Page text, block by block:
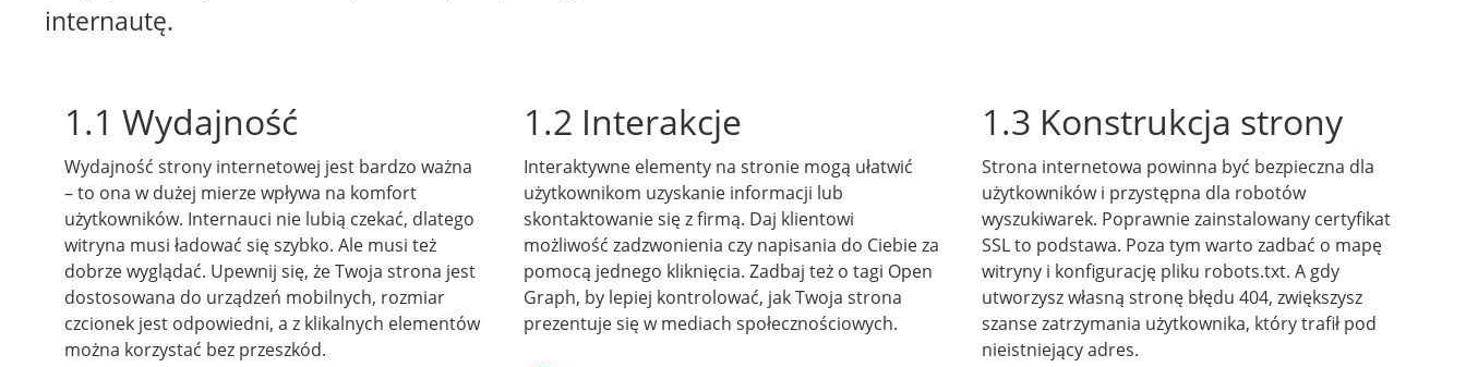
internautę.
1.1 Wydajność
Wydajność strony internetowej jest bardzo ważna
– to ona w dużej mierze wpływa na komfort
użytkowników. Internauci nie lubią czekać, dlatego
witryna musi ładować się szybko. Ale musi też
dobrze wyglądać. Upewnij się, że Twoja strona jest
dostosowana do urządzeń mobilnych, rozmiar
czcionek jest odpowiedni, a z klikalnych elementów
można korzystać bez przeszkód.
1.2 Interakcje
Interaktywne elementy na stronie mogą ułatwić
użytkownikom uzyskanie informacji lub
skontaktowanie się z firmą. Daj klientowi
możliwość zadzwonienia czy napisania do Ciebie za
pomocą jednego kliknięcia. Zadbaj też o tagi Open
Graph, by lepiej kontrolować, jak Twoja strona
prezentuje się w mediach społecznościowych.
1.3 Konstrukcja strony
Strona internetowa powinna być bezpieczna dla
użytkowników i przystępna dla robotów
wyszukiwarek. Poprawnie zainstalowany certyfikat
SSL to podstawa. Poza tym warto zadbać o mapę
witryny i konfigurację pliku robots.txt. A gdy
utworzysz własną stronę błędu 404, zwiększysz
szanse zatrzymania użytkownika, który trafił pod
nieistniejący adres.